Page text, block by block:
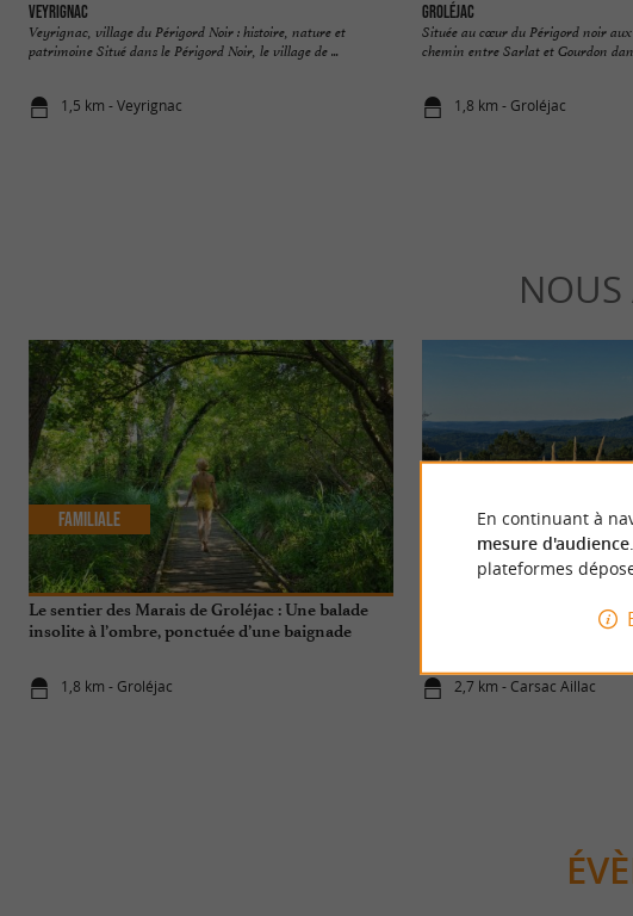
Veyrignac
Veyrignac, village du Périgord Noir : histoire, nature et
patrimoine Situé dans le Périgord Noir, le village de ...
1,5 km - Veyrignac
Groléjac
Située au cœur du Périgord noir
chemin entre Sarlat et Gourdon
1,8 km - Groléjac
NOUS
Le sentier des Marais de Groléjac : Une balade
insolite à l’ombre, ponctuée d’une baignade
1,8 km - Groléjac
Familiale
Le Hameau du Sentier des
slow tourisme avec piscine
2,7 km - Carsac Aillac
Séjours / Weekend
En continuant à
mesure d'audience
plateformes